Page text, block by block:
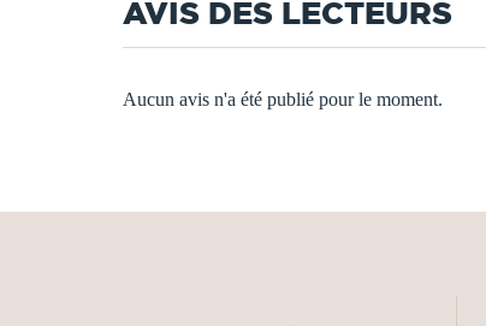
AVIS DES LECTEURS
Aucun avis n'a été publié pour le moment.